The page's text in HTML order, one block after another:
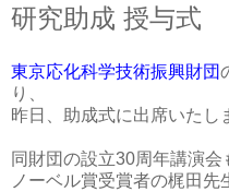
研究助成 授与式
東京応化科学技術振興財団
り、
昨日、助成式に出席いたし
同財団の設立30周年講演会
ノーベル賞受賞者の梶田